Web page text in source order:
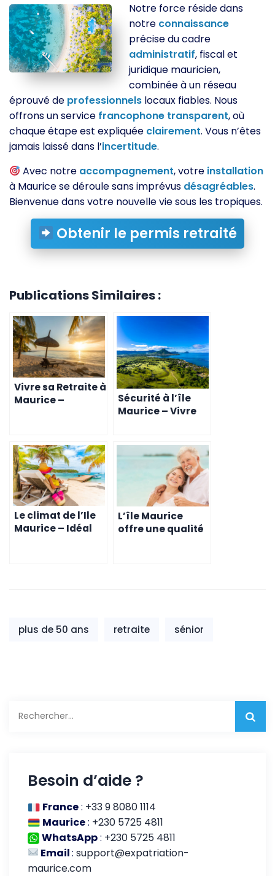
Notre force réside dans
notre connaissance
précise du cadre
administratif, fiscal et
juridique mauricien,
combinée à un réseau
éprouvé de professionnels locaux fiables. Nous
offrons un service francophone transparent, où
chaque étape est expliquée clairement. Vous n’êtes
jamais laissé dans l’incertitude.
Avec notre accompagnement, votre installation
à Maurice se déroule sans imprévus désagréables.
Bienvenue dans votre nouvelle vie sous les tropiques.
Obtenir le permis retraité
Publications Similaires :
Vivre sa Retraite à
Maurice –
Sécurité à l’île
Maurice – Vivre
Le climat de l’Ile
Maurice – Idéal
L’île Maurice
offre une qualité
plus de 50 ans retraite sénior
Besoin d’aide ?
France: +33 9 8080 1114
Maurice: +230 5725 4811
WhatsApp: +230 5725 4811
Email:support@expatriation-
maurice.com